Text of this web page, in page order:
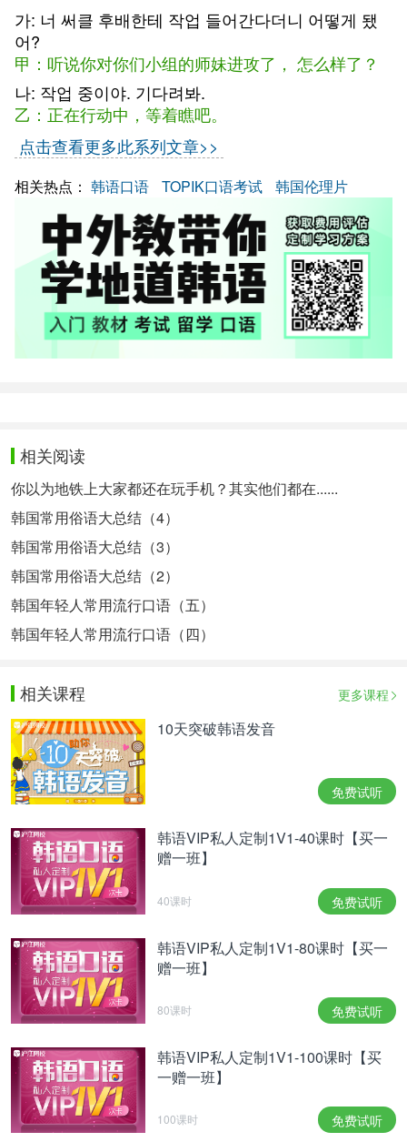
가: 너 써클 후배한테 작업 들어간다더니 어떻게 됐
어?
甲：听说你对你们小组的师妹进攻了， 怎么样了？
나: 작업 중이야. 기다려봐.
乙：正在行动中，等着瞧吧。
点击查看更多此系列文章>>
相关热点： 韩语口语 TOPIK口语考试 韩国伦理片
相关阅读
你以为地铁上大家都还在玩手机？其实他们都在......
韩国常用俗语大总结（4）
韩国常用俗语大总结（3）
韩国常用俗语大总结（2）
韩国年轻人常用流行口语（五）
韩国年轻人常用流行口语（四）
相关课程 更多课程
10天突破韩语发音
免费试听
韩语VIP私人定制1V1-40课时【买一
赠一班】
40课时 免费试听
韩语VIP私人定制1V1-80课时【买一
赠一班】
80课时 免费试听
韩语VIP私人定制1V1-100课时【买
一赠一班】
100课时 免费试听